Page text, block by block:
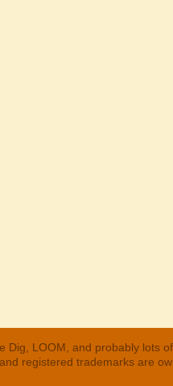
LOOM, and probably lots
registered trademarks are